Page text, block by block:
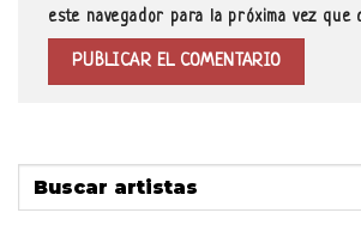
este navegador para la próxima vez que